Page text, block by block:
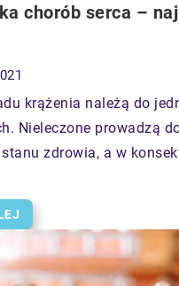
chorób serca –
krążenia należą do
Nieleczone prowadzą
zdrowia, a w